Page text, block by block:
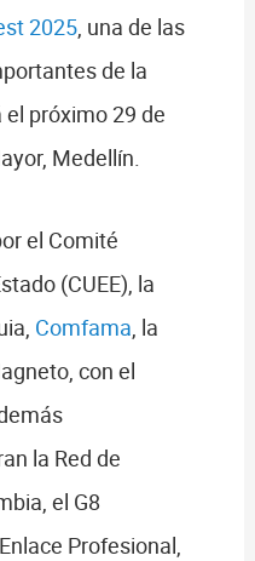
2025, una de las
de la
próximo 29 de
Medellín.
el Comité
(CUEE), la
Comfama, la
con el
la Red de
el G8
Profesional,